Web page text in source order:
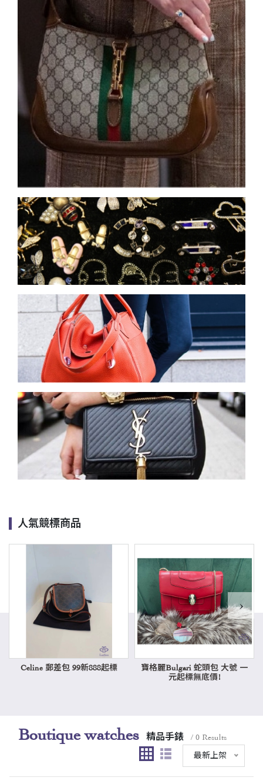
人氣競標商品
Celine 郵差包 99新888起標
寶格麗Bulgari 蛇頭包 大號 一
元起標無底價!
›
Boutique watches 精品手錶
/ 0 Results
最新上架